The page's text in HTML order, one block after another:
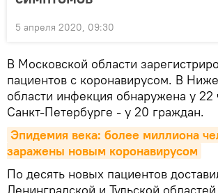
5 апреля 2020, 09:30
В Московской области
пациентов с коронавирусом. В
области инфекция обнаружена у 22
Санкт-Петербурге - у 20 граждан.
Эпидемия века: более миллиона
заражены новым коронавирусом
По десять новых пациентов
Ленинградской и Тульской